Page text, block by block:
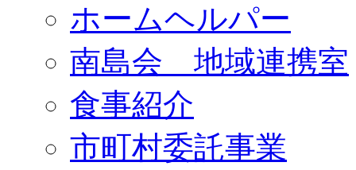
ホームヘルパー
南島会 地域連携室
食事紹介
市町村委託事業